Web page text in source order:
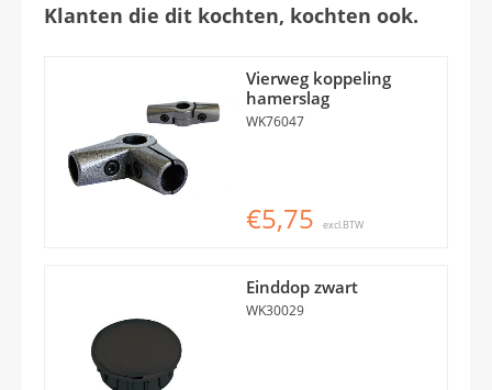
Klanten die dit kochten, kochten ook.
Vierweg koppeling
hamerslag
WK76047
€5,75 excl.BTW
Einddop zwart
WK30029